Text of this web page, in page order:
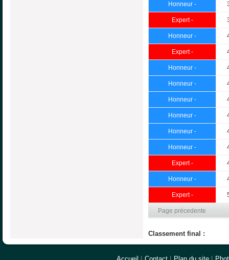
Honneur -
Expert -
Honneur -
Expert -
Honneur -
Honneur -
Honneur -
Honneur -
Honneur -
Honneur -
Expert -
Honneur -
Expert -
Page précedente
Classement final :